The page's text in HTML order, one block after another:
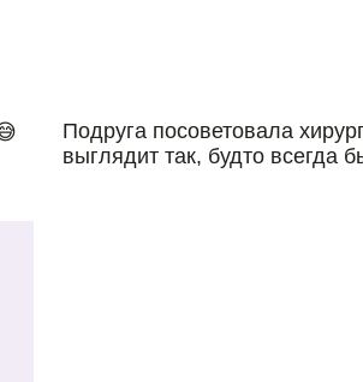
Подруга посоветовала
выглядит так, будто всегда